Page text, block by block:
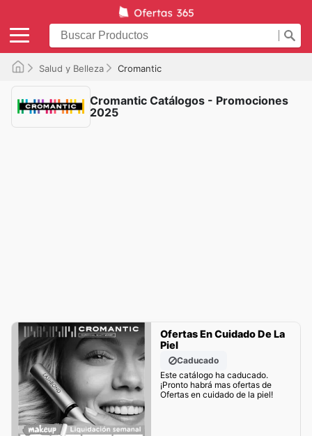
Salud y Belleza Cromantic
Cromantic Catálogos - Promociones
2025
Ofertas En Cuidado De La
Piel
Caducado
Este catálogo ha caducado.
¡Pronto habrá mas ofertas de
Ofertas en cuidado de la piel!